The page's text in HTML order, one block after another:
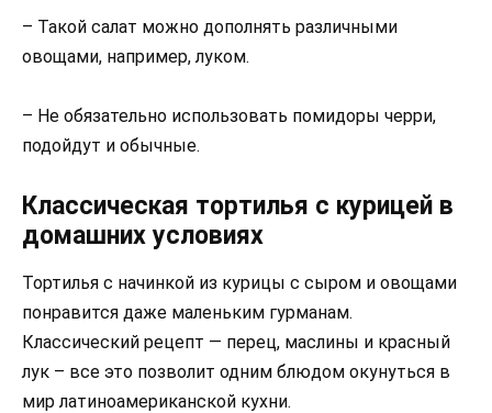
– Такой салат можно дополнять различными
овощами, например, луком.
– Не обязательно использовать помидоры черри,
подойдут и обычные.
Классическая тортилья с курицей в
домашних условиях
Тортилья с начинкой из курицы с сыром и овощами
понравится даже маленьким гурманам.
Классический рецепт — перец, маслины и красный
лук – все это позволит одним блюдом окунуться в
мир латиноамериканской кухни.